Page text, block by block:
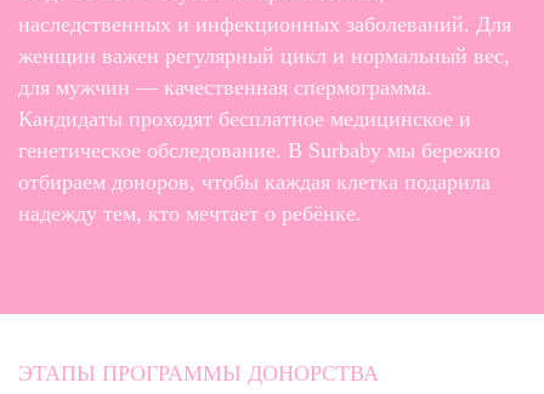
наследственных и инфекционных заболеваний. Для
женщин важен регулярный цикл и нормальный вес,
для мужчин — качественная спермограмма.
Кандидаты проходят бесплатное медицинское и
генетическое обследование. В Surbaby мы бережно
отбираем доноров, чтобы каждая клетка подарила
надежду тем, кто мечтает о ребёнке.
ЭТАПЫ ПРОГРАММЫ ДОНОРСТВА